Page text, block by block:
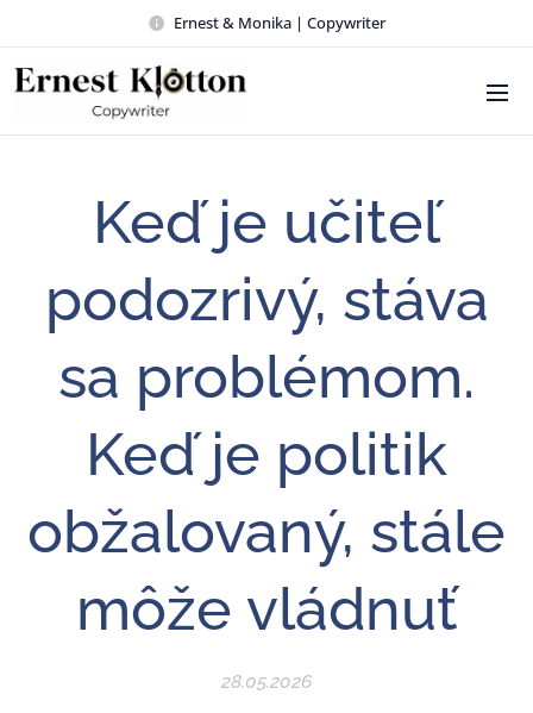
Ernest & Monika | Copywriter
Keď je učiteľ
podozrivý, stáva
sa problémom.
Keď je politik
obžalovaný, stále
môže vládnuť
28.05.2026